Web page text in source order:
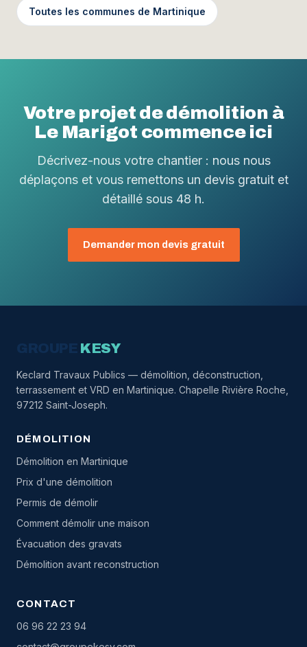
Toutes les communes de Martinique
Votre projet de démolition à
Le Marigot commence ici
Décrivez-nous votre chantier : nous nous
déplaçons et vous remettons un devis gratuit et
détaillé sous 48 h.
Demander mon devis gratuit
GROUPE KESY
Keclard Travaux Publics — démolition, déconstruction,
terrassement et VRD en Martinique. Chapelle Rivière Roche,
97212 Saint-Joseph.
DÉMOLITION
Démolition en Martinique
Prix d'une démolition
Permis de démolir
Comment démolir une maison
Évacuation des gravats
Démolition avant reconstruction
CONTACT
06 96 22 23 94